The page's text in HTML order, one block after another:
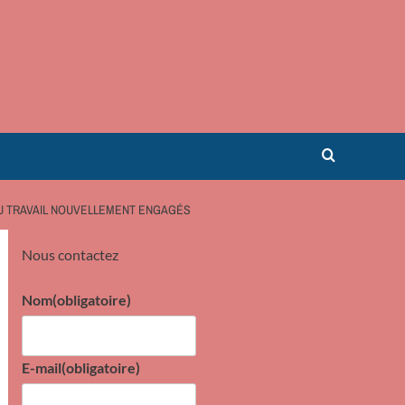
NOUVELLEMENT ENGAGÉS
Nous contactez
Nom(obligatoire)
E-mail(obligatoire)